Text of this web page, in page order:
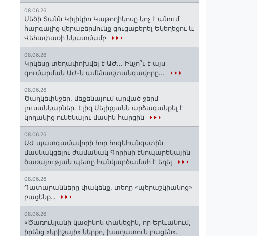
08.06.26
Մեծի Տանն Կիլիկիո Կաթողիկոսը կոչ է անում
հարգալից վերաբերմունք ցուցաբերել Եկեղեցու և
Վեհափառի նկատմամբ
08.06.26
Կրկեսը տեղափոխվել է ԱԺ... Ինչո՞ւ է այս
գումարման ԱԺ-ն ամենավտանգավորը...
08.06.26
Ծաղկեփնջեր, մեքենայում արված ջերմ
լուսանկարներ. Էլիզ Մելիքյանն արձագանքել է
կողակից ունենալու մասին հարցին
08.06.26
ԱԺ պատգամավորի հոր հոգեհանգստին
մասնակցելու ժամանակ Գորիսի էկոպարեկային
ծառայության պետը հանկարծամահ է եղել
08.06.26
Դատարանները փակենք, տեղը «պերաշկիանոց»
բացենք․․․
08.06.26
«Ծառուկյանի կազինոն փակեցին, որ Երևանում,
իրենց «կրիշայի» ներքո, խաղատուն բացեն»․